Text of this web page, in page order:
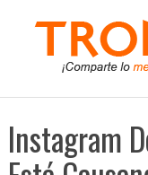
Instagram